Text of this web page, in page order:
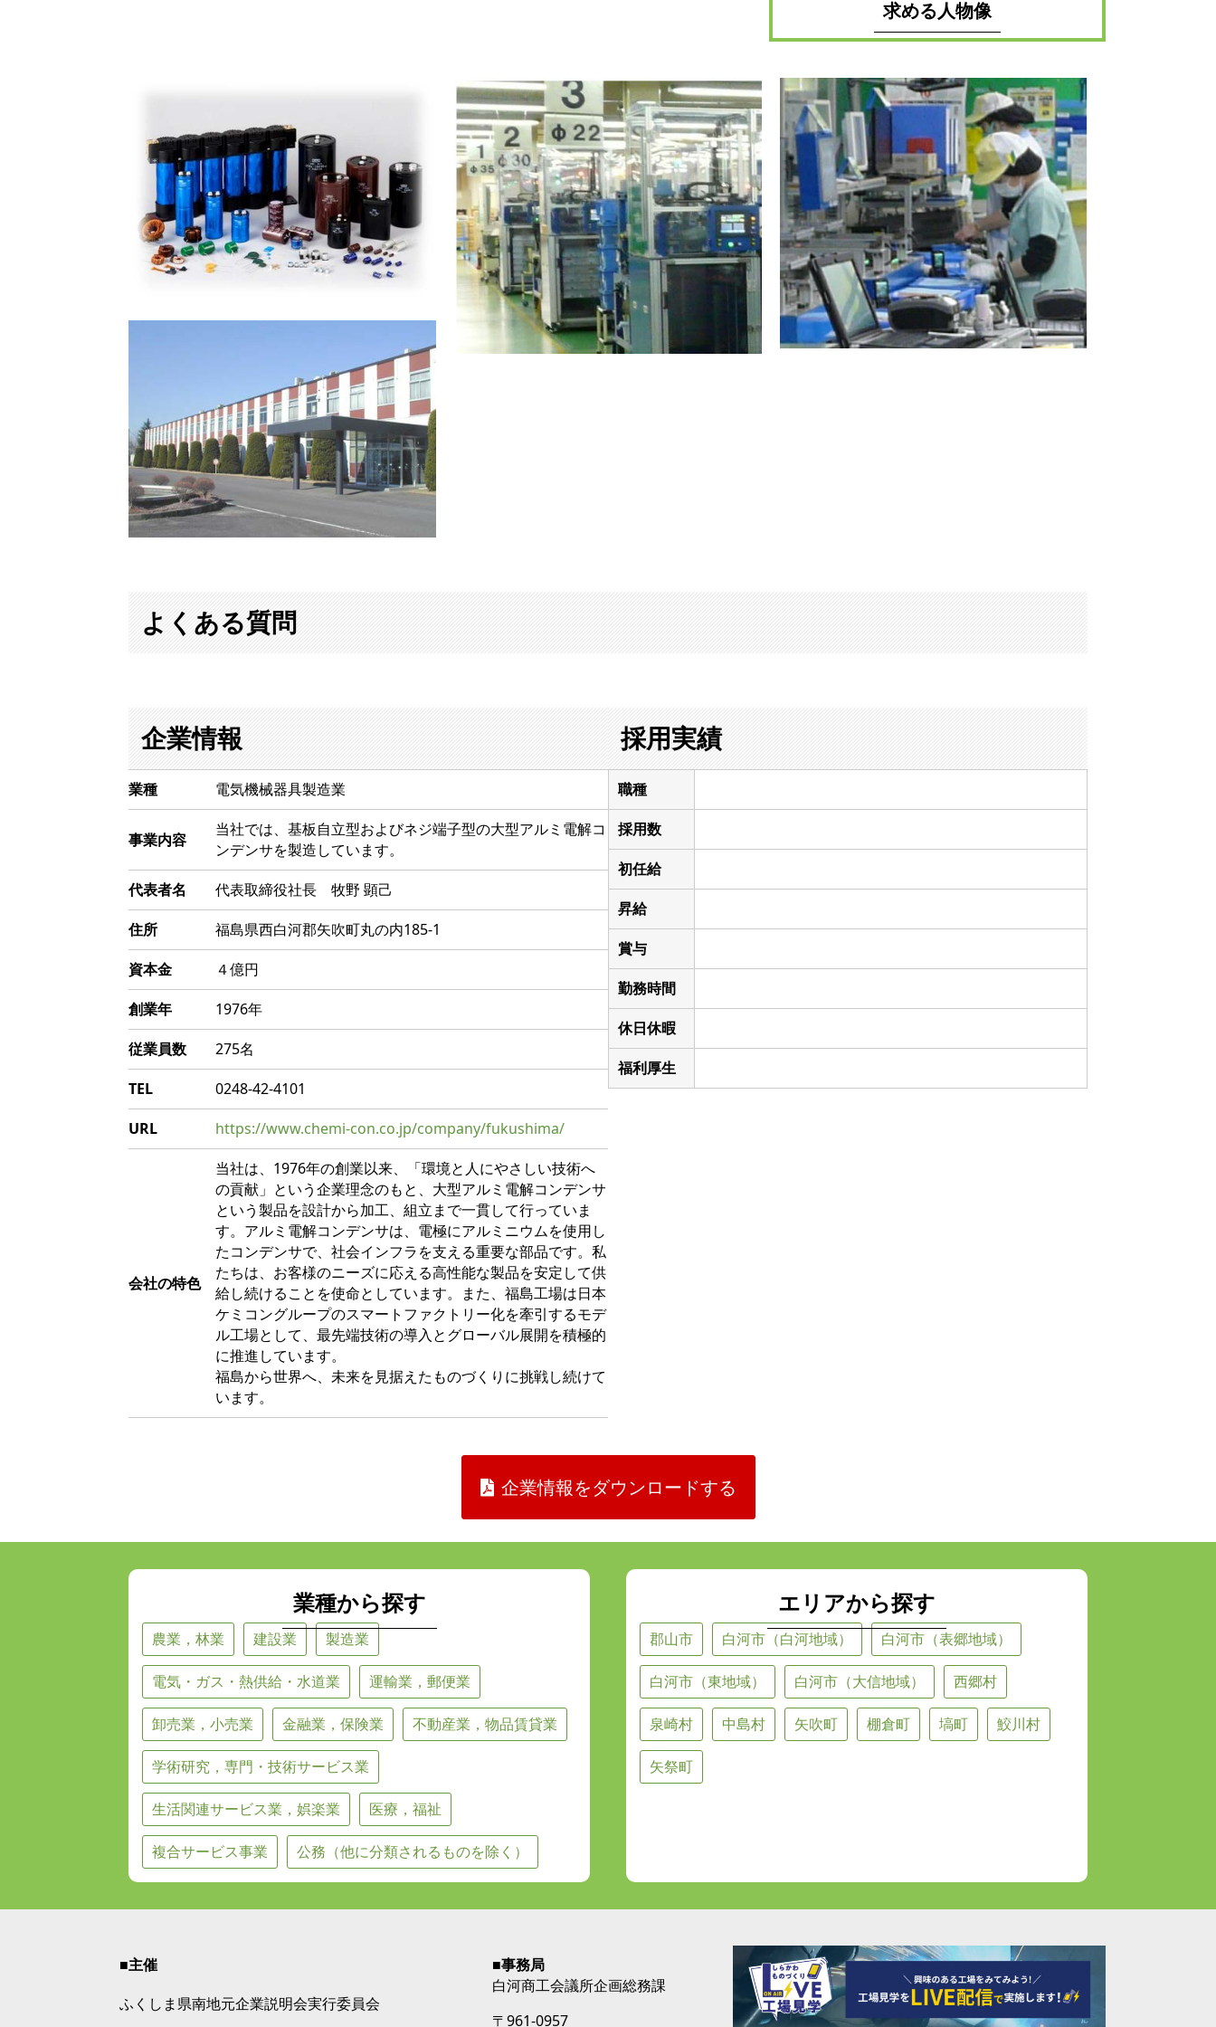
求める人物像
よくある質問
企業情報
業種 電気機械器具製造業
事業内容
当社では、基板自立型およびネジ端子型の大型アルミ電解コ
ンデンサを製造しています。
代表者名
代表取締役社長 牧野 顕己
住所
福島県西白河郡矢吹町丸の内185-1
資本金
４億円
創業年
1976年
従業員数
275名
TEL
0248-42-4101
URL
https://www.chemi-con.co.jp/company/fukushima/
会社の特色
当社は、1976年の創業以来、「環境と人にやさしい技術へ
の貢献」という企業理念のもと、大型アルミ電解コンデンサ
という製品を設計から加工、組立まで一貫して行っていま
す。アルミ電解コンデンサは、電極にアルミニウムを使用し
たコンデンサで、社会インフラを支える重要な部品です。私
たちは、お客様のニーズに応える高性能な製品を安定して供
給し続けることを使命としています。また、福島工場は日本
ケミコングループのスマートファクトリー化を牽引するモデ
ル工場として、最先端技術の導入とグローバル展開を積極的
に推進しています。
福島から世界へ、未来を見据えたものづくりに挑戦し続けて
います。
採用実績
職種
採用数
初任給
昇給
賞与
勤務時間
休日休暇
福利厚生
企業情報をダウンロードする
業種から探す
農業，林業 建設業 製造業
電気・ガス・熱供給・水道業 運輸業，郵便業
卸売業，小売業 金融業，保険業 不動産業，物品賃貸業
学術研究，専門・技術サービス業
生活関連サービス業，娯楽業 医療，福祉
複合サービス事業 公務（他に分類されるものを除く）
エリアから探す
郡山市 白河市（白河地域） 白河市（表郷地域）
白河市（東地域） 白河市（大信地域） 西郷村
泉崎村 中島村 矢吹町 棚倉町 塙町 鮫川村
矢祭町
■主催
ふくしま県南地元企業説明会実行委員会
■事務局
白河商工会議所企画総務課
〒961-0957